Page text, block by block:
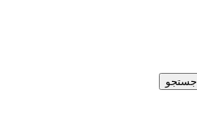
جستجو